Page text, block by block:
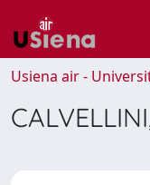
Usiena air -